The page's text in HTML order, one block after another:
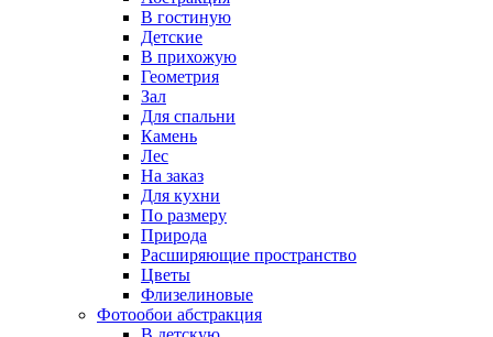
В гостиную
Детские
В прихожую
Геометрия
Зал
Для спальни
Камень
Лес
На заказ
Для кухни
По размеру
Природа
Расширяющие пространство
Цветы
Флизелиновые
Фотообои абстракция